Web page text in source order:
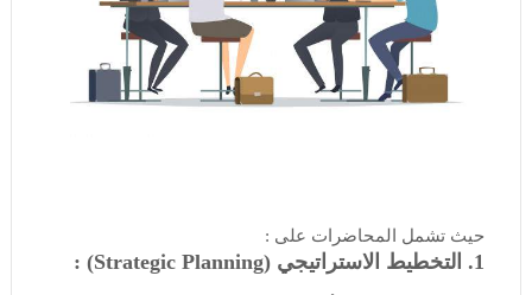
حيث تشمل المحاضرات على :
1. التخطيط الاستراتيجي (Strategic Planning) :